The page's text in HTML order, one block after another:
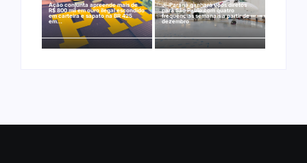
Ação conjunta apreende mais de
R$ 800 mil em ouro ilegal escondido
em carteira e sapato na BR 425
em…
Ji-Paraná ganhará voos diretos
para São Paulo com quatro
frequências semanais a partir de
dezembro